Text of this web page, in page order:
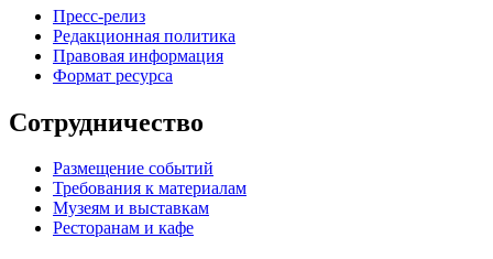
Пресс-релиз
Редакционная политика
Правовая информация
Формат ресурса
Сотрудничество
Размещение событий
Требования к материалам
Музеям и выставкам
Ресторанам и кафе